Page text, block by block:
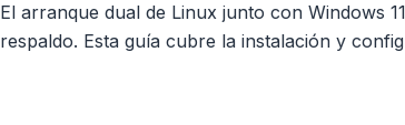
El arranque dual de Linux junto con Windows
respaldo. Esta guía cubre la instalación y